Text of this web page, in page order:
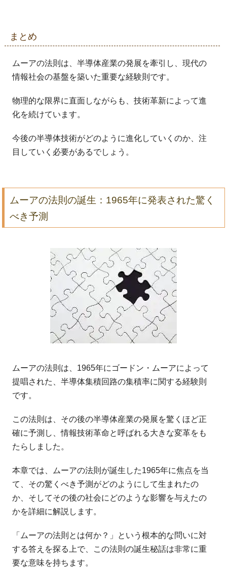
まとめ
ムーアの法則は、半導体産業の発展を牽引し、現代の
情報社会の基盤を築いた重要な経験則です。
物理的な限界に直面しながらも、技術革新によって進
化を続けています。
今後の半導体技術がどのように進化していくのか、注
目していく必要があるでしょう。
ムーアの法則の誕生：1965年に発表された驚く
べき予測
ムーアの法則は、1965年にゴードン・ムーアによって
提唱された、半導体集積回路の集積率に関する経験則
です。
この法則は、その後の半導体産業の発展を驚くほど正
確に予測し、情報技術革命と呼ばれる大きな変革をも
たらしました。
本章では、ムーアの法則が誕生した1965年に焦点を当
て、その驚くべき予測がどのようにして生まれたの
か、そしてその後の社会にどのような影響を与えたの
かを詳細に解説します。
「ムーアの法則とは何か？」という根本的な問いに対
する答えを探る上で、この法則の誕生秘話は非常に重
要な意味を持ちます。